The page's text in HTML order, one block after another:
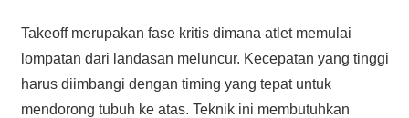
Takeoff merupakan fase kritis dimana atlet memulai
lompatan dari landasan meluncur. Kecepatan yang tinggi
harus diimbangi dengan timing yang tepat untuk
mendorong tubuh ke atas. Teknik ini membutuhkan